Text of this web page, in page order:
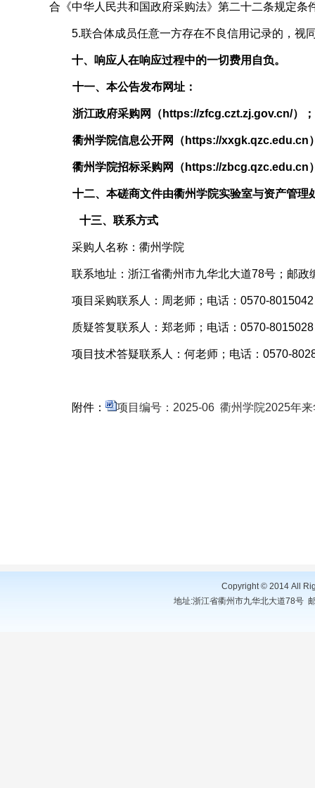
合《中华人民共和国政府采购法》第二十二条规定条
5.联合体成员任意一方存在不良信用记录的，视
十、 响应人在响应过程中的一切费用自负。
十一、本公告发布网址：
浙江政府采购网 （ https://zfcg.czt.zj.gov.cn/） ；
衢州学院信息公开网（https://xxgk.qzc.edu.cn
衢州学院招标采购网（ https://zbcg.qzc.edu.cn
十二、本磋商文件由衢州学院实验室与资产管理
十三、联系方式
采购人名称：衢州学院
联系地址：浙江省衢州市九华北大道78号；邮政
项目采购联系人：周老师；电话：0570-
质疑答复联系人：郑老师；电话：0570-
项目技术答疑联系人：何老师 ； 电话： 0570-
附件： 项目编号：2025-06 衢州学院2025年
Copyright © 2014 All
地址:浙江省衢州市九华北大道78号